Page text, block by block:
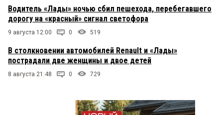
Водитель «Лады» ночью сбил пешехода, перебегавшего
дорогу на «красный» сигнал светофора
9 августа 12:00 0 519
В столкновении автомобилей Renault и «Лады»
пострадали две женщины и двое детей
8 августа 21:48 0 729